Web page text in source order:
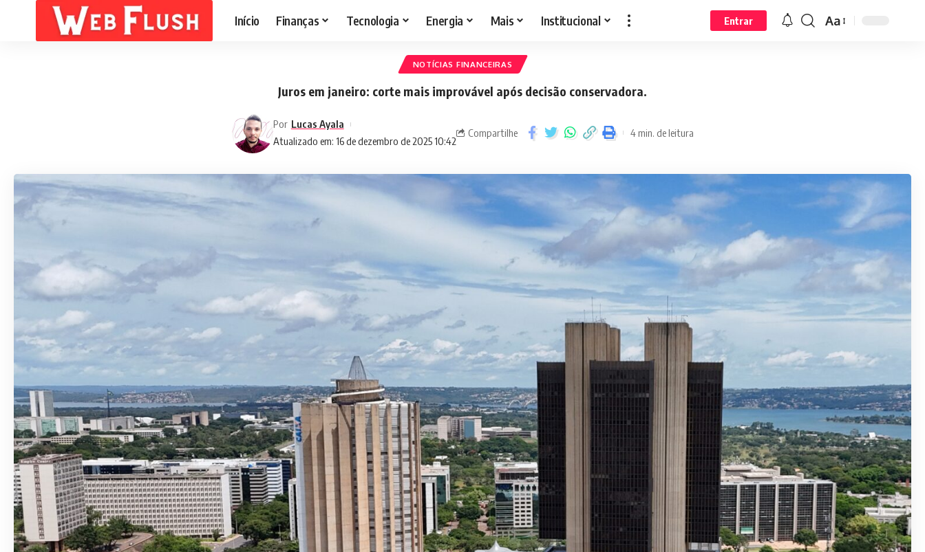
Início Finanças Tecnologia Energia Mais Institucional Entrar Aa
NOTÍCIAS FINANCEIRAS
Juros em janeiro: corte mais improvável após decisão conservadora.
Atualizado em: 16 de dezembro de 2025 10:42
Por Lucas Ayala
Compartilhe 4 min. de leitura